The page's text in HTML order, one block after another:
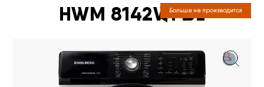
Больше не производится
HWM 8142WI BL
🔍